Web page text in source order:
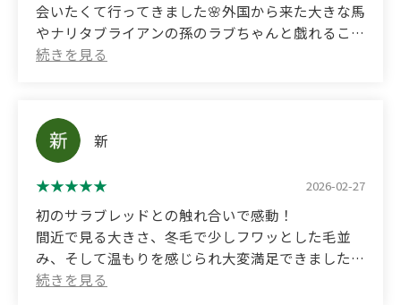
会いたくて行ってきました🌸外国から来た大きな馬
やナリタブライアンの孫のラブちゃんと戯れること
が出来てとても楽しかったです！初心者でも丁寧に
に触れ合える時間はいい思い出となりました🌸オヤ
ツを前脚の合図で欲しがるラブちゃんもとても可愛
かったです😊また行きます💛
I went because I wanted my daughter to try
horseback riding, and adults also wanted to meet
the horses.🌸 It was so much fun playing with the
big horses from overseas and Narita Brian's
新
2026-02-27
初のサラブレッドとの触れ合いで感動！
間近で見る大きさ、冬毛で少しフワッとした毛並
み、そして温もりを感じられ大変満足できました。
乗馬体験はスタッフの方が丁寧に説明、フォローを